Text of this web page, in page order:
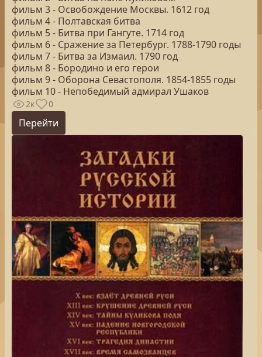
фильм 3 - Освобождение Москвы. 1612 год
фильм 4 - Полтавская битва
фильм 5 - Битва при Гангуте. 1714 год
фильм 6 - Сражение за Петербург. 1788-1790 годы
фильм 7 - Битва за Измаил. 1790 год
фильм 8 - Бородино и его герои
фильм 9 - Оборона Севастополя. 1854-1855 годы
фильм 10 - Непобедимый адмирал Ушаков
2к 0
Перейти